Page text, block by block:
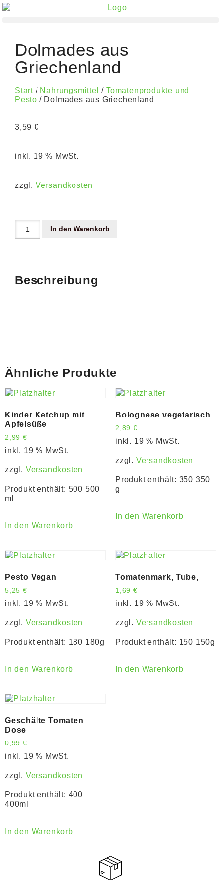
Dolmades aus
Griechenland
Start / Nahrungsmittel /Tomatenprodukte und
Pesto / Dolmades aus Griechenland
3,59 €
inkl. 19 % MwSt.
zzgl. Versandkosten
In den Warenkorb
Beschreibung
Ähnliche Produkte
Kinder Ketchup mit
Apfelsüße
2,99 €
inkl. 19 % MwSt.
zzgl. Versandkosten
Produkt enthält: 500 500
ml
In den Warenkorb
Bolognese vegetarisch
2,89 €
inkl. 19 % MwSt.
zzgl. Versandkosten
Produkt enthält: 350 350
g
In den Warenkorb
Pesto Vegan
5,25 €
inkl. 19 % MwSt.
zzgl. Versandkosten
Produkt enthält: 180 180g
In den Warenkorb
Tomatenmark, Tube,
1,69 €
inkl. 19 % MwSt.
zzgl. Versandkosten
Produkt enthält: 150 150g
In den Warenkorb
Geschälte Tomaten
Dose
0,99 €
inkl. 19 % MwSt.
zzgl. Versandkosten
Produkt enthält: 400
400ml
In den Warenkorb